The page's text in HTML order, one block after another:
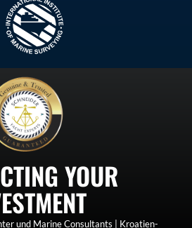
YOUR
und Marine Consultants | Kroatien-